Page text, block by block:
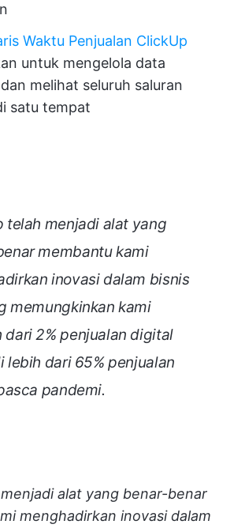
Waktu Penjualan ClickUp
untuk mengelola data
melihat seluruh saluran
satu tempat
telah menjadi alat yang
membantu kami
inovasi dalam bisnis
memungkinkan kami
dari 2% penjualan digital
lebih dari 65% penjualan
pandemi.
alat yang benar-benar
menghadirkan inovasi dalam